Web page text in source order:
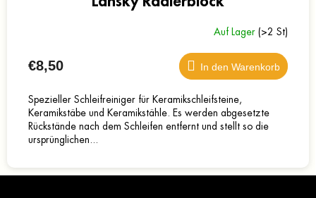
Auf Lager (>2 St)
€8,50 In den Warenkorb
Spezieller Schleifreiniger für Keramikschleifsteine,
Keramikstäbe und Keramikstähle. Es werden abgesetzte
Rückstände nach dem Schleifen entfernt und stellt so die
ursprünglichen...